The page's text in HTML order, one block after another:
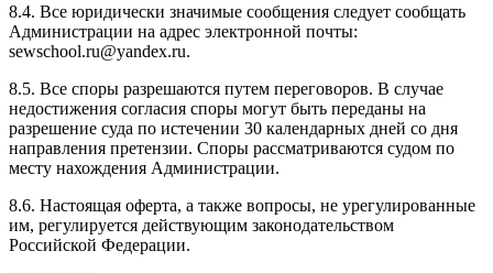
8.4. Все юридически значимые сообщения следует сообщать
Администрации на адрес электронной почты:
sewschool.ru@yandex.ru.
8.5. Все споры разрешаются путем переговоров. В случае
недостижения согласия споры могут быть переданы на
разрешение суда по истечении 30 календарных дней со дня
направления претензии. Споры рассматриваются судом по
месту нахождения Администрации.
8.6. Настоящая оферта, а также вопросы, не урегулированные
им, регулируется действующим законодательством
Российской Федерации.